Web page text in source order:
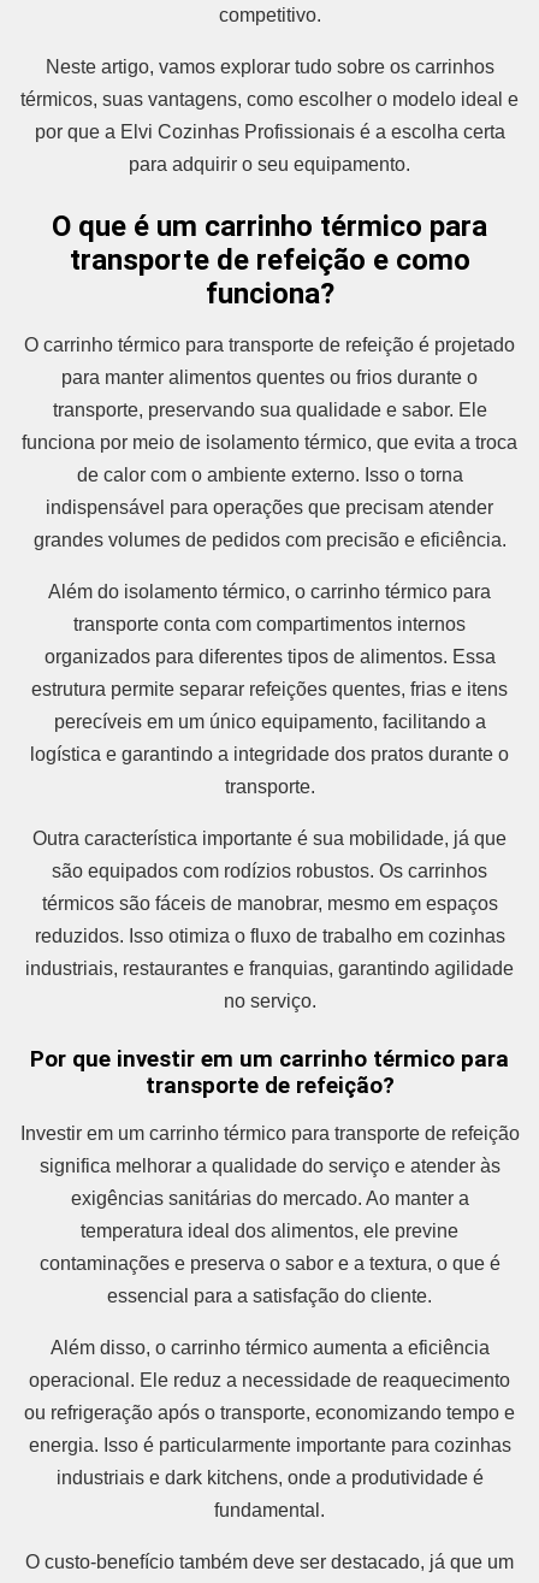
competitivo.
Neste artigo, vamos explorar tudo sobre os carrinhos
térmicos, suas vantagens, como escolher o modelo ideal e
por que a Elvi Cozinhas Profissionais é a escolha certa
para adquirir o seu equipamento.
O que é um carrinho térmico para
transporte de refeição e como
funciona?
O carrinho térmico para transporte de refeição é projetado
para manter alimentos quentes ou frios durante o
transporte, preservando sua qualidade e sabor. Ele
funciona por meio de isolamento térmico, que evita a troca
de calor com o ambiente externo. Isso o torna
indispensável para operações que precisam atender
grandes volumes de pedidos com precisão e eficiência.
Além do isolamento térmico, o carrinho térmico para
transporte conta com compartimentos internos
organizados para diferentes tipos de alimentos. Essa
estrutura permite separar refeições quentes, frias e itens
perecíveis em um único equipamento, facilitando a
logística e garantindo a integridade dos pratos durante o
transporte.
Outra característica importante é sua mobilidade, já que
são equipados com rodízios robustos. Os carrinhos
térmicos são fáceis de manobrar, mesmo em espaços
reduzidos. Isso otimiza o fluxo de trabalho em cozinhas
industriais, restaurantes e franquias, garantindo agilidade
no serviço.
Por que investir em um carrinho térmico para
transporte de refeição?
Investir em um carrinho térmico para transporte de refeição
significa melhorar a qualidade do serviço e atender às
exigências sanitárias do mercado. Ao manter a
temperatura ideal dos alimentos, ele previne
contaminações e preserva o sabor e a textura, o que é
essencial para a satisfação do cliente.
Além disso, o carrinho térmico aumenta a eficiência
operacional. Ele reduz a necessidade de reaquecimento
ou refrigeração após o transporte, economizando tempo e
energia. Isso é particularmente importante para cozinhas
industriais e dark kitchens, onde a produtividade é
fundamental.
O custo-benefício também deve ser destacado, já que um